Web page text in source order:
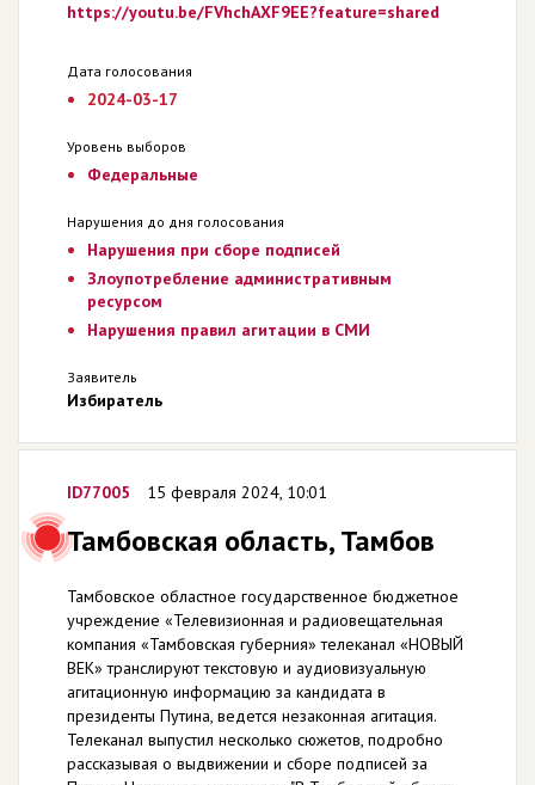
https://youtu.be/FVhchAXF9EE?feature=shared
Дата голосования
2024-03-17
Уровень выборов
Федеральные
Нарушения до дня голосования
Нарушения при сборе подписей
Злоупотребление административным
ресурсом
Нарушения правил агитации в СМИ
Заявитель
Избиратель
ID77005 15 февраля 2024, 10:01
Тамбовская область, Тамбов
Тамбовское областное государственное бюджетное
учреждение «Телевизионная и радиовещательная
компания «Тамбовская губерния» телеканал «НОВЫЙ
ВЕК» транслируют текстовую и аудиовизуальную
агитационную информацию за кандидата в
президенты Путина, ведется незаконная агитация.
Телеканал выпустил несколько сюжетов, подробно
рассказывая о выдвижении и сборе подписей за